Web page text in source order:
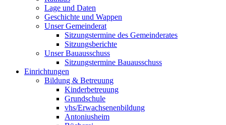
Lage und Daten
Geschichte und Wappen
Unser Gemeinderat
Sitzungstermine des Gemeinderates
Sitzungsberichte
Unser Bauausschuss
Sitzungstermine Bauausschuss
Einrichtungen
Bildung & Betreuung
Kinderbetreuung
Grundschule
vhs/Erwachsenenbildung
Antoniusheim